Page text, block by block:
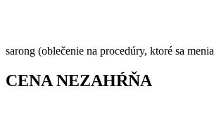
sarong (oblečenie na procedúry, ktoré sa
CENA NEZAHŔŇA